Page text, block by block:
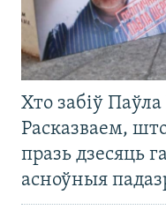
Хто забіў
Расказваем,
празь дзесяць
асноўныя